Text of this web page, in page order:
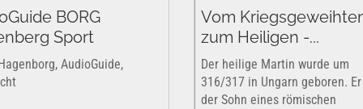
BORG
Sport
AudioGuide,
Vom
zum Heiligen -...
Der heilige Martin wurde um
316/317 in Ungarn geboren.
der Sohn eines römischen